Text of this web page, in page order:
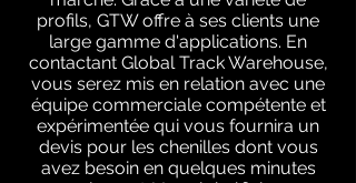
profils, GTW offre à ses clients une
large gamme d'applications. En
contactant Global Track Warehouse,
vous serez mis en relation avec une
équipe commerciale compétente et
expérimentée qui vous fournira un
devis pour les chenilles dont vous
avez besoin en quelques minutes